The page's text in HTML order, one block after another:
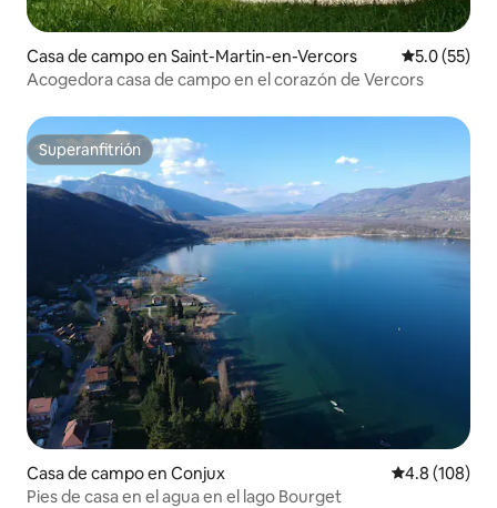
Casa de campo en Saint-Martin-en-Vercors Calificación
5.0 (55)
Acogedora casa de campo en el corazón de Vercors
Superanfitrión
Superanfitrión
Casa de campo en Conjux Calificación
4.8 (108)
Pies de casa en el agua en el lago Bourget